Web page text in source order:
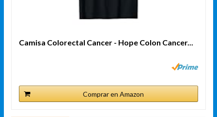
Camisa Colorectal Cancer - Hope Colon Cancer...
Comprar en Amazon